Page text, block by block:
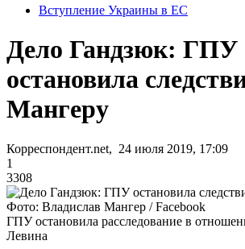
Вступление Украины в ЕС
Дело Гандзюк: ГПУ
остановила
Мангеру
Корреспондент.net, 24 июля 2019, 17:09
1
3308
Фото: Владислав Мангер / Facebook
ГПУ остановила расследование в
Левина